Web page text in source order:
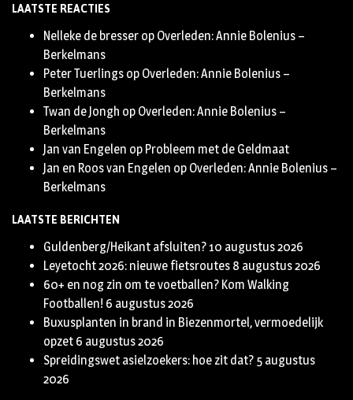
Twitter
LAATSTE REACTIES
Nelleke de bresser op Overleden: Annie Bolenius –
Berkelmans
Peter Tuerlings op Overleden: Annie Bolenius –
Berkelmans
Twan de Jongh op Overleden: Annie Bolenius –
Berkelmans
Jan van Engelen op Probleem met de Geldmaat
Jan en Roos van Engelen op Overleden: Annie Bolenius –
Berkelmans
LAATSTE BERICHTEN
Guldenberg/Heikant afsluiten?10 augustus 2026
Leyetocht 2026: nieuwe fietsroutes 8 augustus 2026
60+ en nog zin om te voetballen? Kom Walking
Footballen! 6 augustus 2026
Buxusplanten in brand in Biezenmortel, vermoedelijk
opzet 6 augustus 2026
Spreidingswet asielzoekers: hoe zit dat? 5 augustus
2026